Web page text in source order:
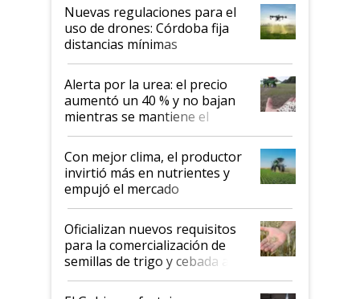
indicaciones
Nuevas regulaciones para el
uso de drones: Córdoba fija
distancias mínimas
Alerta por la urea: el precio
aumentó un 40 % y no bajan
mientras se mantiene el
conflicto en Medio Oriente
Con mejor clima, el productor
invirtió más en nutrientes y
empujó el mercado
Oficializan nuevos requisitos
para la comercialización de
semillas de trigo y cebada a
granel